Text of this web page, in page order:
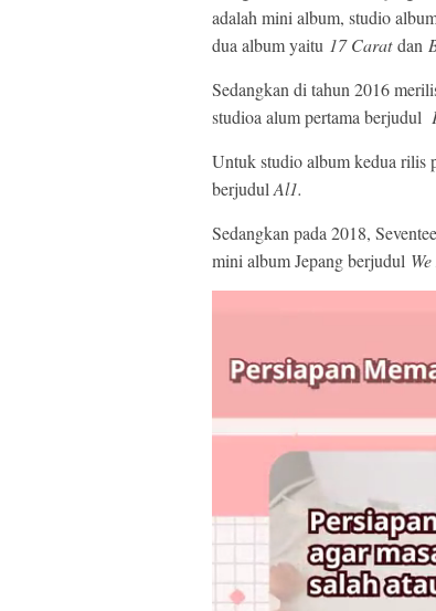
adalah mini album, studio
dua album yaitu 17 Caratdan
Sedangkan di tahun 2016
studioa alum pertama berjudul
Untuk studio album kedua rilis
berjudul Al1.
Sedangkan pada 2018,
mini album Jepang berjudul